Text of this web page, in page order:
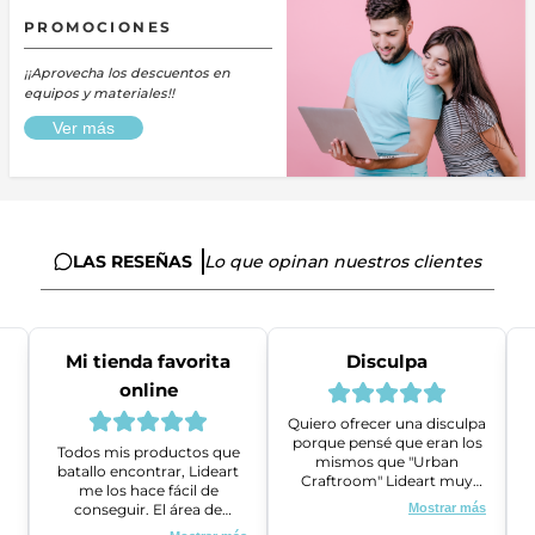
PROMOCIONES
¡¡Aprovecha los descuentos en
equipos y materiales!!
Ver más
LAS RESEÑAS Lo que opinan nuestros clientes
Mi tienda favorita
online
Todos mis productos que
batallo encontrar, Lideart
me los hace fácil de
conseguir. El área de
ventas es super amable y
Disculpa
Quiero ofrecer una disculpa
porque pensé que eran los
mismos que "Urban
Craftroom" Lideart muy
amables me ayudaron a
gestionar un problema que
Mostrar más